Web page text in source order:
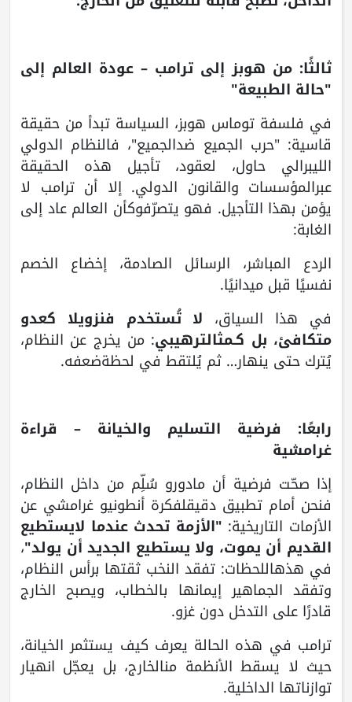
ثالثًا: من هوبز إلى ترامب – عودة العالم إلى
"حالة الطبيعة"
في فلسفة توماس هوبز، السياسة تبدأ من حقيقة
قاسية: "حرب الجميع ضدالجميع"، فالنظام الدولي
الليبرالي حاول، لعقود، تأجيل هذه الحقيقة
عبرالمؤسسات والقانون الدولي. إلا أن ترامب لا
يؤمن بهذا التأجيل. فهو يتصرّفوكأن العالم عاد إلى
الغابة:
الردع المباشر، الرسائل الصادمة، إخضاع الخصم
نفسيًا قبل ميدانيًا.
في هذا السياق، لا تُستخدم فنزويلا كعدو
متكافئ، بل كـمثالترهيبي: من يخرج عن النظام،
يُترك حتى ينهار… ثم يُلتقط في لحظةضعفه.
رابعًا: فرضية التسليم والخيانة – قراءة
غرامشية
إذا صحّت فرضية أن مادورو سُلِّم من داخل النظام،
فنحن أمام تطبيق دقيقلفكرة أنطونيو غرامشي عن
الأزمات التاريخية: "الأزمة تحدث عندما لايستطيع
القديم أن يموت، ولا يستطيع الجديد أن يولد"،
في هذهاللحظات: تفقد النخب ثقتها برأس النظام،
وتفقد الجماهير إيمانها بالخطاب، ويصبح الخارج
قادرًا على التدخل دون غزو.
ترامب في هذه الحالة يعرف كيف يستثمر الخيانة،
حيث لا يسقط الأنظمة منالخارج، بل يعجّل انهيار
توازناتها الداخلية.